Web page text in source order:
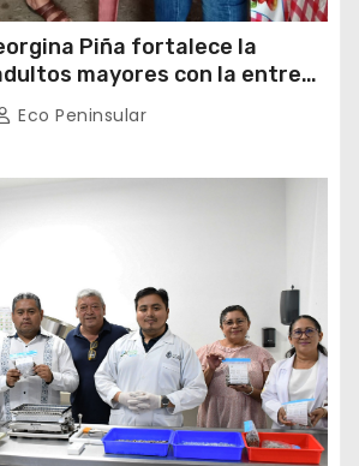
Piña fortalece la
mayores con la entrega
Eco Peninsular